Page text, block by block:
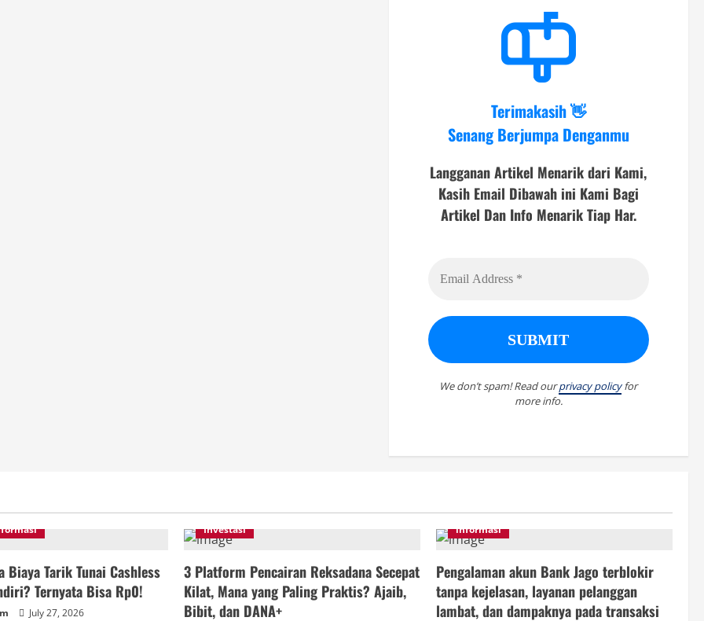
Terimakasih 👋
Senang Berjumpa Denganmu
Langganan Artikel Menarik dari Kami,
Kasih Email Dibawah ini Kami Bagi
Artikel Dan Info Menarik Tiap Har.
We don’t spam! Read ourprivacy policyfor
more info.
Biaya Tarik Tunai Cashless
Ternyata Bisa Rp0!
July 27, 2026
Investasi
3 Platform Pencairan Reksadana Secepat
Kilat, Mana yang Paling Praktis? Ajaib,
Bibit, dan DANA+
informasi
Pengalaman akun Bank Jago terblokir
tanpa kejelasan, layanan pelanggan
lambat, dan dampaknya pada transaksi